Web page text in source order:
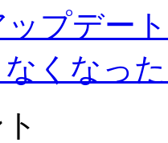
ップデー
くなっ